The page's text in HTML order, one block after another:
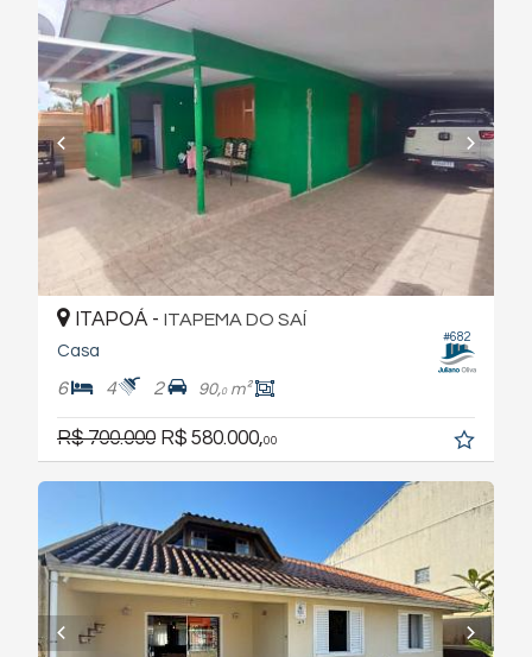
#682
ITAPOÁ - ITAPEMA DO SAÍ
Casa
6 4 2 90,0m²
R$ 700.000 R$ 580.000,00